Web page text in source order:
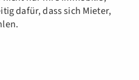
dafür, dass sich Mieter,